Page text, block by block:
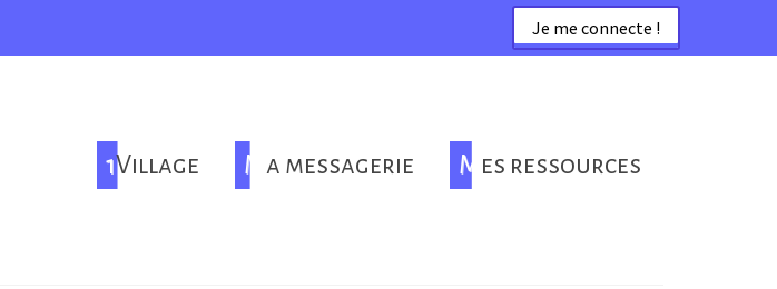
Je me connecte !
1Village Ma messagerie Mes ressources